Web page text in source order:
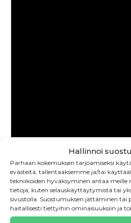
Hallinnoi
Parhaan kokemuksen tarjoamiseksi
evästeitä, tallentaaksemme ja/tai
tekniikoiden hyväksyminen antaa meille
tietoja, kuten selauskäyttäytymistä tai
sivustolla. Suostumuksen jättäminen
haitallisesti tiettyihin ominaisuuksiin ja